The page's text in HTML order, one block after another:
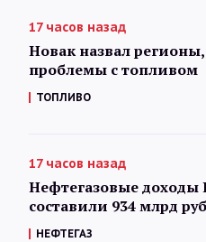
17 часов назад
Новак назвал
проблемы с топливом
ТОПЛИВО
17 часов назад
Нефтегазовые доходы
составили 934 млрд
НЕФТЕГАЗ